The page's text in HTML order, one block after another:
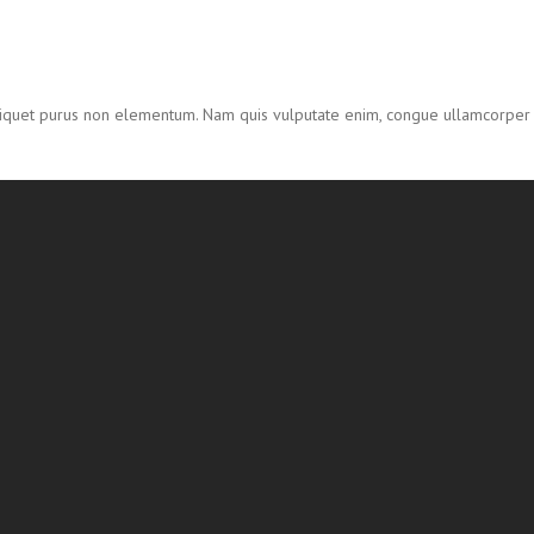
purus non elementum. Nam quis vulputate enim, congue ullamcorper